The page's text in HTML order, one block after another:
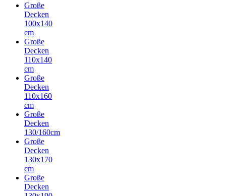
Große
Decken
100x140
cm
Große
Decken
110x140
cm
Große
Decken
110x160
cm
Große
Decken
130/160cm
Große
Decken
130x170
cm
Große
Decken